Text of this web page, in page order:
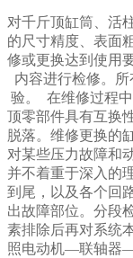
对千斤顶缸筒、活
的尺寸精度、表面
修或更换达到使用
内容进行检修。
验。 在维修过程
顶零部件具有互换
脱落。维修更换的
对某些压力故障和
并不着重于深入的
到尾，以及各个回
出故障部位。分段
素排除后再对系统
照电动机—联轴器